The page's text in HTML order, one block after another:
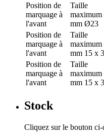
Position de
marquage à
l'avant
Taille
maximum
mm Ø23
Position de
marquage à
l'avant
Taille
maximum
mm 15 x
Position de
marquage à
l'avant
Taille
maximum
mm 15 x
Stock
Cliquez sur le bouton